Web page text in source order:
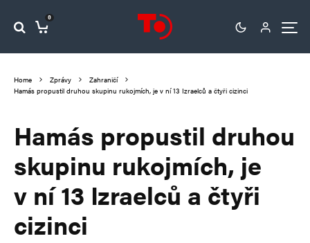
0
Home Zprávy
Zahraničí
Hamás propustil druhou skupinu rukojmích, je v ní 13 Izraelců a čtyři cizinci
Hamás propustil druhou
skupinu rukojmích, je
v ní 13 Izraelců a čtyři
cizinci